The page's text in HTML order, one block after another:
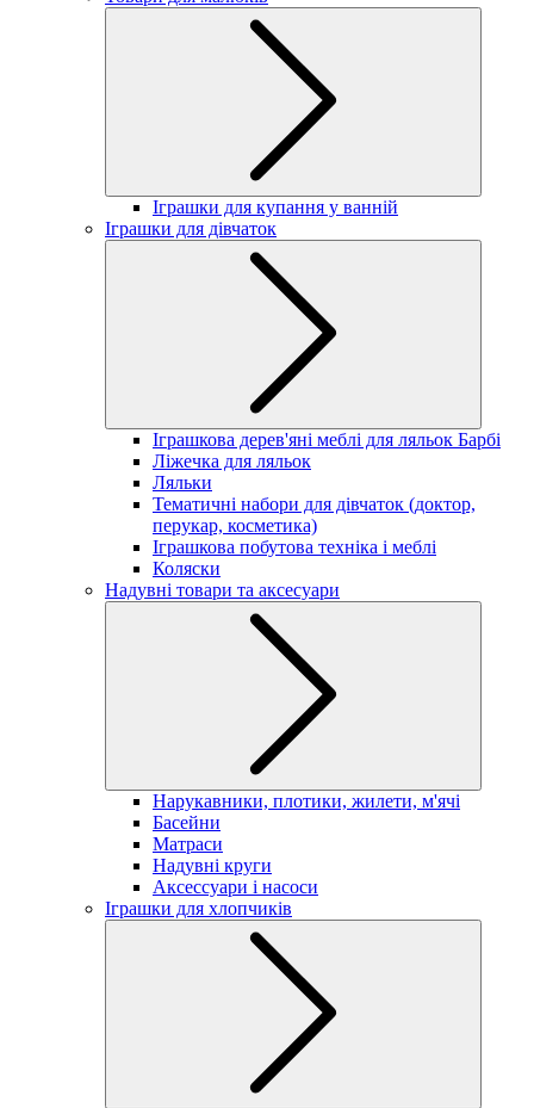
Іграшки для купання у ванній
Іграшки для дівчаток
Іграшкова дерев'яні меблі для ляльок Барбі
Ліжечка для ляльок
Ляльки
Тематичні набори для дівчаток (доктор,
перукар, косметика)
Іграшкова побутова техніка і меблі
Коляски
Надувні товари та аксесуари
Нарукавники, плотики, жилети, м'ячі
Басейни
Матраси
Надувні круги
Аксессуари і насоси
Іграшки для хлопчиків